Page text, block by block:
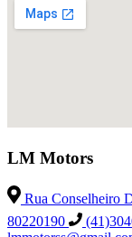
LM Motors
Rua Conselheiro
80220190